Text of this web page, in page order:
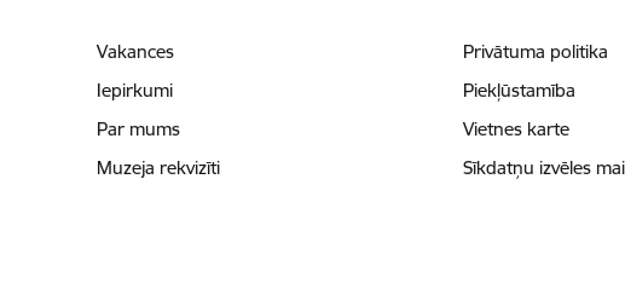
Vakances
Iepirkumi
Par mums
Muzeja rekvizīti
Privātuma politika
Piekļūstamība
Vietnes karte
Sīkdatņu izvēles